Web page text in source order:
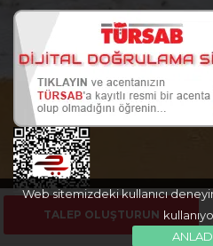
Web sitemizdeki kullanıcı
TALEP OLUŞTURUN